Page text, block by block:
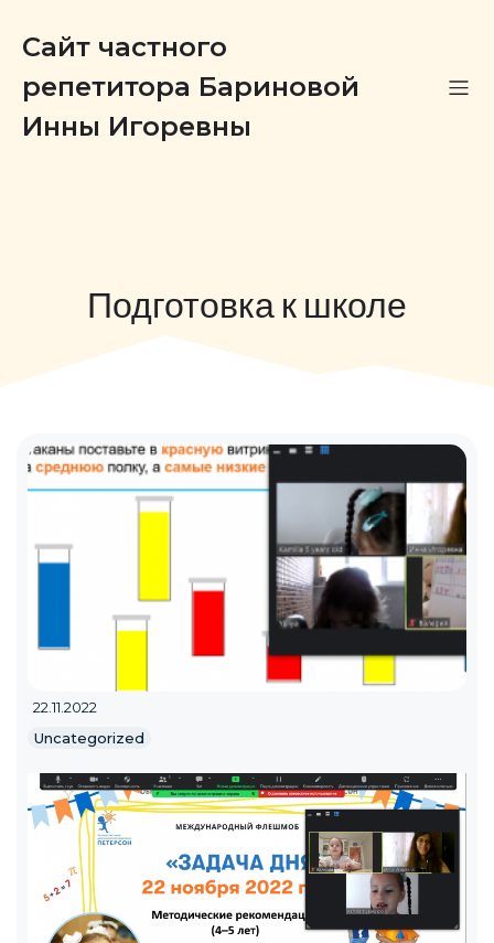
Сайт частного
репетитора Бариновой
Инны Игоревны
Подготовка к школе
22.11.2022
Uncategorized